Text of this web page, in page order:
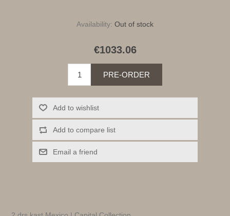
Availability: Out of stock
€1033.06
PRE-ORDER
Add to wishlist
Add to compare list
Email a friend